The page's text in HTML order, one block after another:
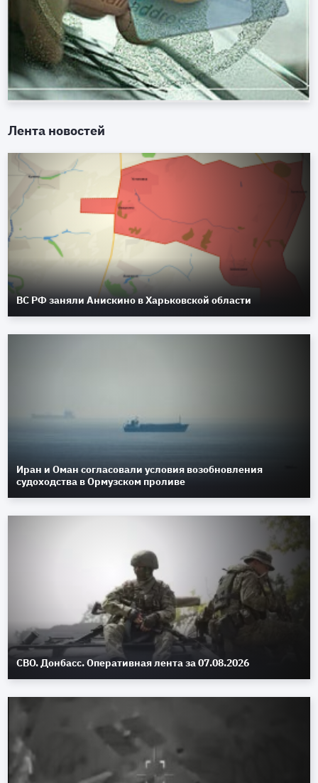
Лента новостей
ВС РФ заняли Анискино в Харьковской области
Иран и Оман согласовали условия возобновления
судоходства в Ормузском проливе
СВО. Донбасс. Оперативная лента за 07.08.2026